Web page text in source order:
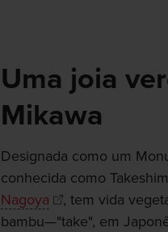
Uma joia
Mikawa
Designada como um
conhecida como
Nagoya
, tem vida
bambu—"take", em